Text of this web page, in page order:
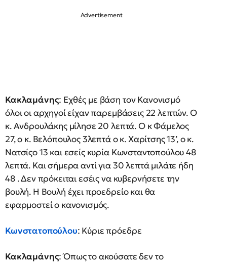
Κακλαμάνης: Εχθές με βάση τον Κανονισμό
όλοι οι αρχηγοί είχαν παρεμβάσεις 22 λεπτών. Ο
κ. Ανδρουλάκης μίλησε 20 λεπτά. Ο κ Φάμελος
27, ο κ. Βελόπουλος 3λεπτά ο κ. Χαρίτσης 13’, ο κ.
Νατσίςο 13 και εσείς κυρία Κωνσταντοπούλου 48
λεπτά. Και σήμερα αντί για 30 λεπτά μιλάτε ήδη
48 . Δεν πρόκειται εσέις να κυβερνήσετε την
βουλή. Η Βουλή έχει προεδρείο και θα
εφαρμοστεί ο κανονισμός.
Κωνστατοπούλου: Κύριε πρόεδρε
Κακλαμάνης: Όπως το ακούσατε δεν το